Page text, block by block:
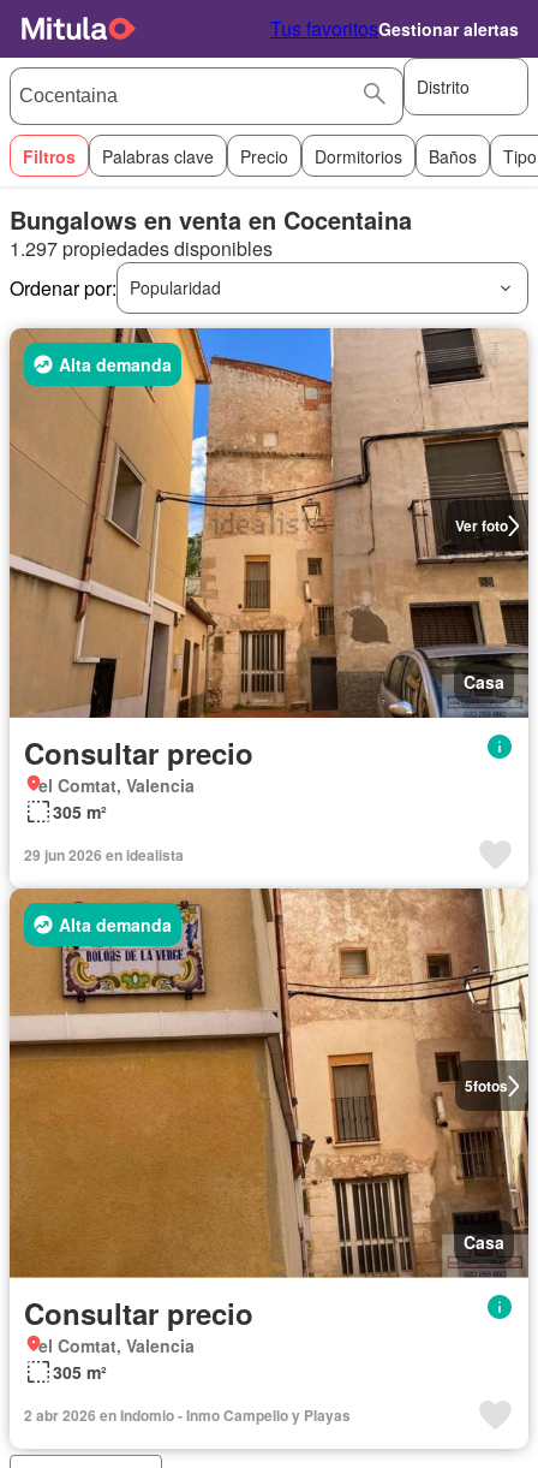
Tus favoritosGestionar alertas
Distrito
Filtros Palabras clave Precio Dormitorios Baños
Bungalows en venta en Cocentaina
1.297 propiedades disponibles
Ordenar por:
Popularidad
Ver foto
Alta demanda
Casa
Consultar precio
el Comtat, Valencia
305 m²
29 jun 2026 en idealista
5fotos
Alta demanda
Casa
Consultar precio
el Comtat, Valencia
305 m²
2 abr 2026 en Indomio - Inmo Campello y Playas